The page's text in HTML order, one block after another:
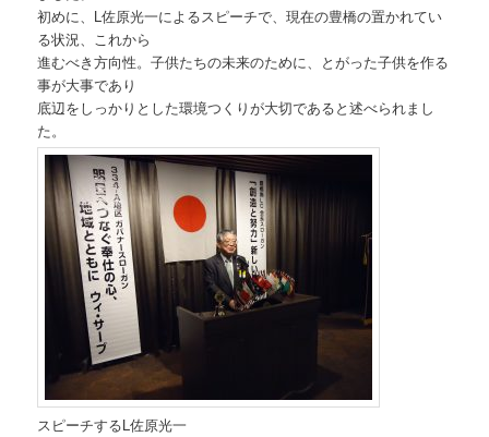
初めに、L佐原光一によるスピーチで、現在の豊橋の置かれてい
る状況、これから
進むべき方向性。子供たちの未来のために、とがった子供を作る
事が大事であり
底辺をしっかりとした環境つくりが大切であると述べられまし
た。
スピーチするL佐原光一